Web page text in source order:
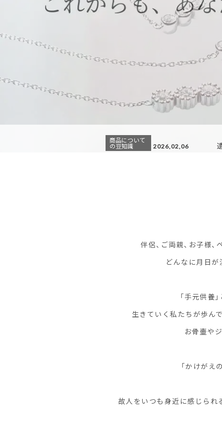
商品について
の豆知識 2026,02,06
伴侶、ご両親、お子様
どんなに月日が
「手元供養
生きていく私たちが歩ん
お骨壷や
「かけがえ
故人をいつも身近に感じられ